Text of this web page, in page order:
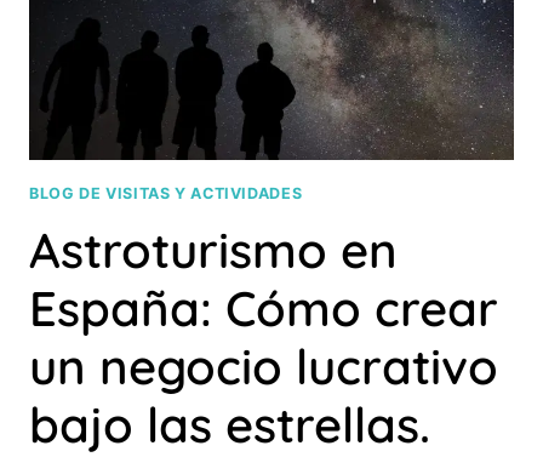
BLOG DE VISITAS Y ACTIVIDADES
Astroturismo en
España: Cómo crear
un negocio lucrativo
bajo las estrellas.